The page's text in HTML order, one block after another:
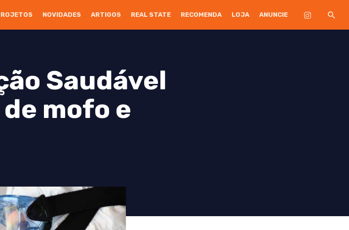
NOVIDADES ARTIGOS REAL STATE RECOMENDA LOJA ANUNCIE
Saudável
mofo e